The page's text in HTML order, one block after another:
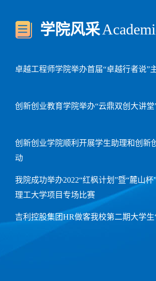
学院风采
卓越工程师学院举办首届“卓越行者说”
创新创业教育学院举办“云鼎双创大讲
创新创业学院顺利开展学生助理和创新
动
我院成功举办2022“红枫计划”暨“麓山
理工大学项目专场比赛
吉利控股集团HR做客我校第二期大学生